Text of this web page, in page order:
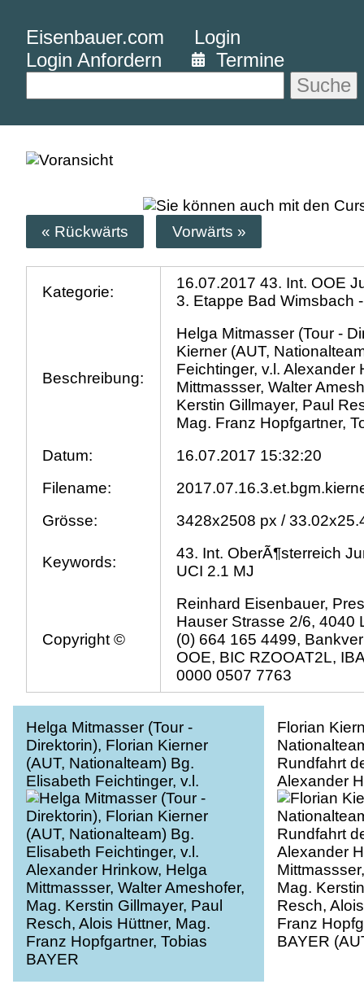
Eisenbauer.com
Login
Login Anfordern
Termine
Suche
« Rückwärts Vorwärts »
Kategorie:
16.07.2017 43. Int. OOE
3. Etappe Bad Wimsbach
Beschreibung:
Helga Mitmasser (Tour -
Kierner (AUT,
Feichtinger, v.l. Alexander
Mittmassser, Walter
Kerstin Gillmayer, Paul
Mag. Franz Hopfgartner,
Datum:
16.07.2017 15:32:20
Filename:
Grösse:
3428x2508 px /
Keywords:
43. Int. OberÃ¶sterreich
UCI 2.1 MJ
Copyright ©
Reinhard Eisenbauer,
Hauser Strasse 2/6, 4040
(0) 664 165 4499,
OOE, BIC RZOOAT2L,
0000 0507 7763
Helga Mitmasser (Tour -
Direktorin), Florian Kierner
(AUT, Nationalteam) Bg.
Elisabeth Feichtinger, v.l.
Alexander Hrinkow, Helga
Mittmassser, Walter Ameshofer,
Mag. Kerstin Gillmayer, Paul
Resch, Alois Hüttner, Mag.
Franz Hopfgartner, Tobias
BAYER
Florian
Rundfahrt
Alexander
Mag.
Resch,
Franz
BAYER